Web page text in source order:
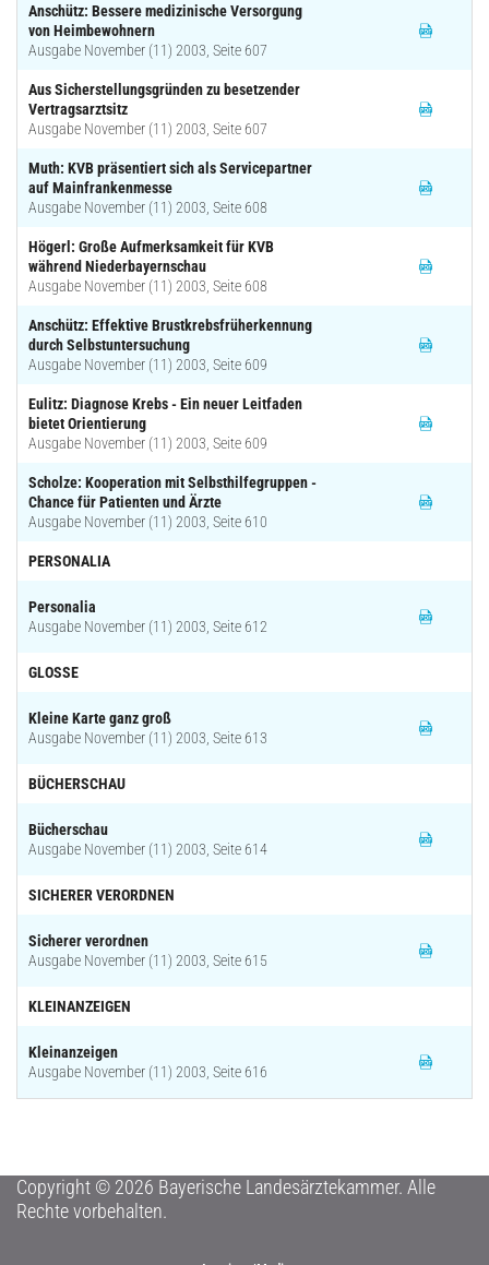
Anschütz: Bessere medizinische Versorgung
von Heimbewohnern
Ausgabe November (11) 2003, Seite 607
Aus Sicherstellungsgründen zu besetzender
Vertragsarztsitz
Ausgabe November (11) 2003, Seite 607
Muth: KVB präsentiert sich als Servicepartner
auf Mainfrankenmesse
Ausgabe November (11) 2003, Seite 608
Högerl: Große Aufmerksamkeit für KVB
während Niederbayernschau
Ausgabe November (11) 2003, Seite 608
Anschütz: Effektive Brustkrebsfrüherkennung
durch Selbstuntersuchung
Ausgabe November (11) 2003, Seite 609
Eulitz: Diagnose Krebs - Ein neuer Leitfaden
bietet Orientierung
Ausgabe November (11) 2003, Seite 609
Scholze: Kooperation mit Selbsthilfegruppen -
Chance für Patienten und Ärzte
Ausgabe November (11) 2003, Seite 610
PERSONALIA
Personalia
Ausgabe November (11) 2003, Seite 612
GLOSSE
Kleine Karte ganz groß
Ausgabe November (11) 2003, Seite 613
BÜCHERSCHAU
Bücherschau
Ausgabe November (11) 2003, Seite 614
SICHERER VERORDNEN
Sicherer verordnen
Ausgabe November (11) 2003, Seite 615
KLEINANZEIGEN
Kleinanzeigen
Ausgabe November (11) 2003, Seite 616
Copyright © 2026 Bayerische Landesärztekammer. Alle
Rechte vorbehalten.